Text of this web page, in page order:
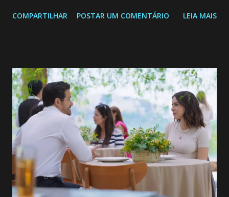
de 25/05/26 a 31/05/26 JOANA GUADALUPE (Camila
permanecer virgem até encontrar o homem que realmente
ama, o que não é fácil, já que dedica todas as suas energias a
se aprimorar, trabalhando, estudando e se orgulhando de
ser a primeira mulher da família a ingressar na
universidade. Ela tem uma personalidade muito alegre, é
muito madura para a idade, determinada, criativa e
empática. Detesta injustiças e é uma ótima amiga. Pode ser
teimosa e muito persistente quando decide fazer algo.
Durante um exame ginecológico, ela é inseminada por eng...
COMPARTILHAR POSTAR UM COMENTÁRIO LEIA MAIS